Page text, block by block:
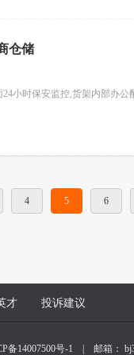
仓储
小时保安监控,货架内部办公
4 5 6
才 投诉建议
备14007500号-1 | 邮箱：